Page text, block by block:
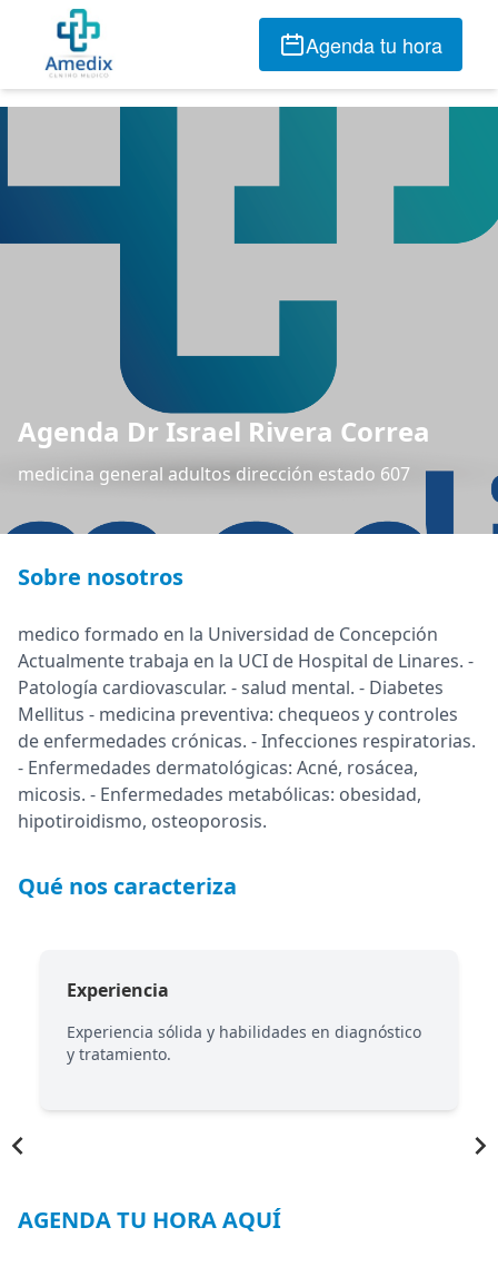
Agenda tu hora
Agenda Dr Israel Rivera Correa
medicina general adultos dirección estado 607
Sobre nosotros
medico formado en la Universidad de Concepción
Actualmente trabaja en la UCI de Hospital de Linares. -
Patología cardiovascular. - salud mental. - Diabetes
Mellitus - medicina preventiva: chequeos y controles
de enfermedades crónicas. - Infecciones respiratorias.
- Enfermedades dermatológicas: Acné, rosácea,
micosis. - Enfermedades metabólicas: obesidad,
hipotiroidismo, osteoporosis.
Qué nos caracteriza
Experiencia
Experiencia sólida y habilidades en diagnóstico
y tratamiento.
AGENDA TU HORA AQUÍ